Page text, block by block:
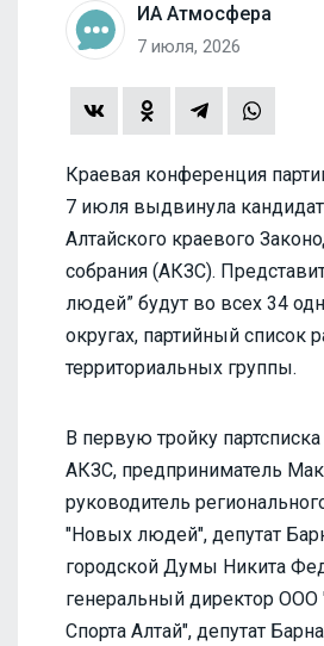
ИА Атмосфера
7 июля, 2026
Краевая конференция
7 июля выдвинула
Алтайского краевого
собрания (АКЗС).
людей” будут во всех 34
округах, партийный список
территориальных группы.
В первую тройку
АКЗС, предприниматель
руководитель
"Новых людей", депутат
городской Думы Никита
генеральный директор
Спорта Алтай", депутат